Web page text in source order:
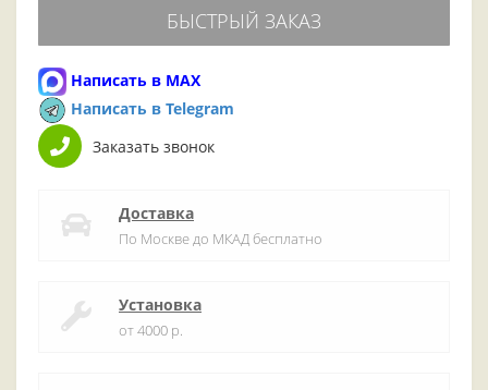
БЫСТРЫЙ ЗАКАЗ
Написать в MAX
Написать в Telegram
Заказать звонок
Доставка
По Москве до МКАД бесплатно
Установка
от 4000 р.